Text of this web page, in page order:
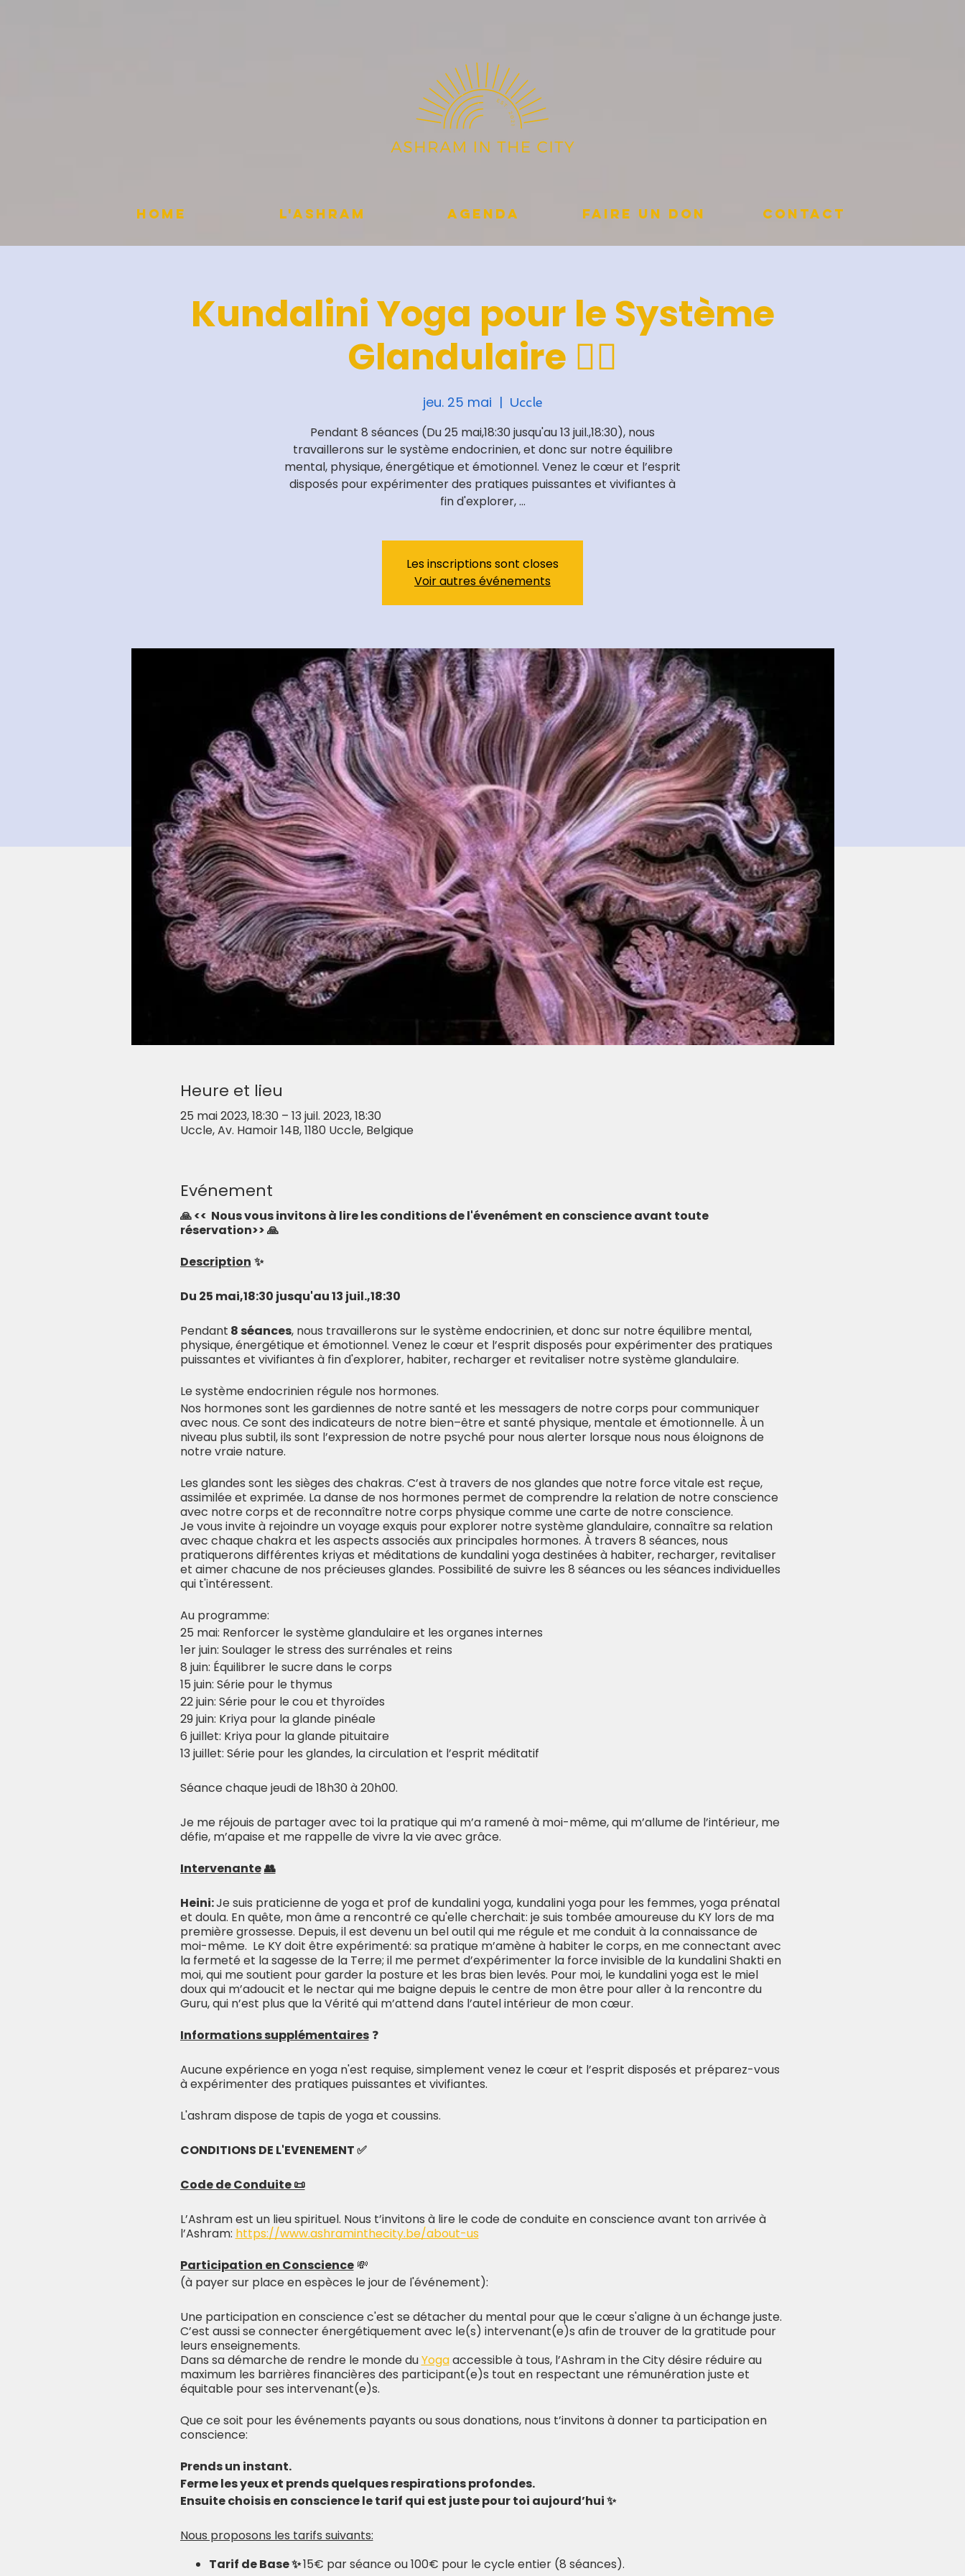
HOME L'Ashram Agenda Faire un don Contact
Kundalini Yoga pour le Système
Glandulaire 🧘‍♀️
jeu. 25 mai
  |
Uccle
Pendant 8 séances (Du 25 mai,18:30 jusqu'au 13 juil.,18:30), nous
travaillerons sur le système endocrinien, et donc sur notre équilibre
mental, physique, énergétique et émotionnel. Venez le cœur et l’esprit
disposés pour expérimenter des pratiques puissantes et vivifiantes à
fin d'explorer, ...
Les inscriptions sont closes
Voir autres événements
Heure et lieu
25 mai 2023, 18:30 – 13 juil. 2023, 18:30
Uccle, Av. Hamoir 14B, 1180 Uccle, Belgique
Evénement
🙏 << Nous vous invitons à lire les conditions de l'évenément en conscience avant toute
réservation>> 🙏
Description ✨
Du 25 mai,18:30 jusqu'au 13 juil.,18:30
Pendant 8 séances, nous travaillerons sur le système endocrinien, et donc sur notre équilibre mental,
physique, énergétique et émotionnel. Venez le cœur et l’esprit disposés pour expérimenter des pratiques
puissantes et vivifiantes à fin d'explorer, habiter, recharger et revitaliser notre système glandulaire.
Le système endocrinien régule nos hormones.
Nos hormones sont les gardiennes de notre santé et les messagers de notre corps pour communiquer
avec nous. Ce sont des indicateurs de notre bien–être et santé physique, mentale et émotionnelle. À un
niveau plus subtil, ils sont l’expression de notre psyché pour nous alerter lorsque nous nous éloignons de
notre vraie nature.
Les glandes sont les sièges des chakras. C’est à travers de nos glandes que notre force vitale est reçue,
assimilée et exprimée. La danse de nos hormones permet de comprendre la relation de notre conscience
avec notre corps et de reconnaître notre corps physique comme une carte de notre conscience.
Je vous invite à rejoindre un voyage exquis pour explorer notre système glandulaire, connaître sa relation
avec chaque chakra et les aspects associés aux principales hormones. À travers 8 séances, nous
pratiquerons différentes kriyas et méditations de kundalini yoga destinées à habiter, recharger, revitaliser
et aimer chacune de nos précieuses glandes. Possibilité de suivre les 8 séances ou les séances individuelles
qui t'intéressent.
Au programme:
25 mai: Renforcer le système glandulaire et les organes internes
1er juin: Soulager le stress des surrénales et reins
8 juin: Équilibrer le sucre dans le corps
15 juin: Série pour le thymus
22 juin: Série pour le cou et thyroïdes
29 juin: Kriya pour la glande pinéale
6 juillet: Kriya pour la glande pituitaire
13 juillet: Série pour les glandes, la circulation et l’esprit méditatif
Séance chaque jeudi de 18h30 à 20h00.
Je me réjouis de partager avec toi la pratique qui m’a ramené à moi-même, qui m’allume de l’intérieur, me
défie, m’apaise et me rappelle de vivre la vie avec grâce.
Intervenante👥
Heini:Je suis praticienne de yoga et prof de kundalini yoga, kundalini yoga pour les femmes, yoga prénatal
et doula. En quête, mon âme a rencontré ce qu'elle cherchait: je suis tombée amoureuse du KY lors de ma
première grossesse. Depuis, il est devenu un bel outil qui me régule et me conduit à la connaissance de
moi-même. Le KY doit être expérimenté: sa pratique m’amène à habiter le corps, en me connectant avec
la fermeté et la sagesse de la Terre; il me permet d’expérimenter la force invisible de la kundalini Shakti en
moi, qui me soutient pour garder la posture et les bras bien levés. Pour moi, le kundalini yoga est le miel
doux qui m’adoucit et le nectar qui me baigne depuis le centre de mon être pour aller à la rencontre du
Guru, qui n’est plus que la Vérité qui m’attend dans l’autel intérieur de mon cœur.
Informations supplémentaires❓
Aucune expérience en yoga n'est requise, simplement venez le cœur et l’esprit disposés et préparez-vous
à expérimenter des pratiques puissantes et vivifiantes.
L'ashram dispose de tapis de yoga et coussins.
CONDITIONS DE L'EVENEMENT ✅
Code de Conduite 📜
L’Ashram est un lieu spirituel. Nous t’invitons à lire le code de conduite en conscience avant ton arrivée à
l’Ashram: https://www.ashraminthecity.be/about-us
Participation en Conscience💸
(à payer sur place en espèces le jour de l'événement):
Une participation en conscience c'est se détacher du mental pour que le cœur s'aligne à un échange juste.
C’est aussi se connecter énergétiquement avec le(s) intervenant(e)s afin de trouver de la gratitude pour
leurs enseignements.
Dans sa démarche de rendre le monde duYogaaccessible à tous, l’Ashram in the City désire réduire au
maximum les barrières financières des participant(e)s tout en respectant une rémunération juste et
équitable pour ses intervenant(e)s.
Que ce soit pour les événements payants ou sous donations, nous t’invitons à donner ta participation en
conscience:
Prends un instant.
Ferme les yeux et prends quelques respirations profondes.
Ensuite choisis en conscience le tarif qui est juste pour toi aujourd’hui ✨
Nous proposons les tarifs suivants:
Tarif de Base ✨15€ par séance ou 100€ pour le cycle entier (8 séances).